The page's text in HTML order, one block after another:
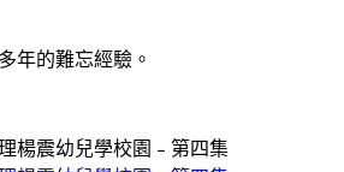
年的難忘經驗。